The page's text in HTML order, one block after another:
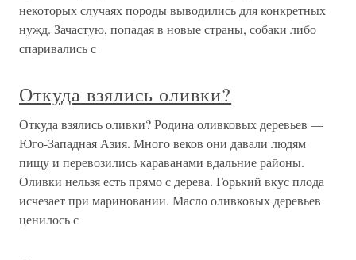
некоторых случаях породы выводились для конкретных
нужд. Зачастую, попадая в новые страны, собаки либо
спаривались с
Откуда взялись оливки?
Откуда взялись оливки? Родина оливковых деревьев —
Юго-Западная Азия. Много веков они давали людям
пищу и перевозились караванами вдальние районы.
Оливки нельзя есть прямо с дерева. Горький вкус плода
исчезает при мариновании. Масло оливковых деревьев
ценилось с